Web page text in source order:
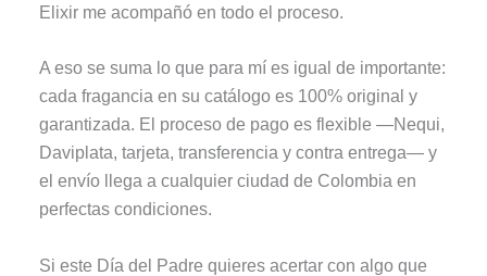
Elixir me acompañó en todo el proceso.
A eso se suma lo que para mí es igual de importante:
cada fragancia en su catálogo es 100% original y
garantizada. El proceso de pago es flexible —Nequi,
Daviplata, tarjeta, transferencia y contra entrega— y
el envío llega a cualquier ciudad de Colombia en
perfectas condiciones.
Si este Día del Padre quieres acertar con algo que